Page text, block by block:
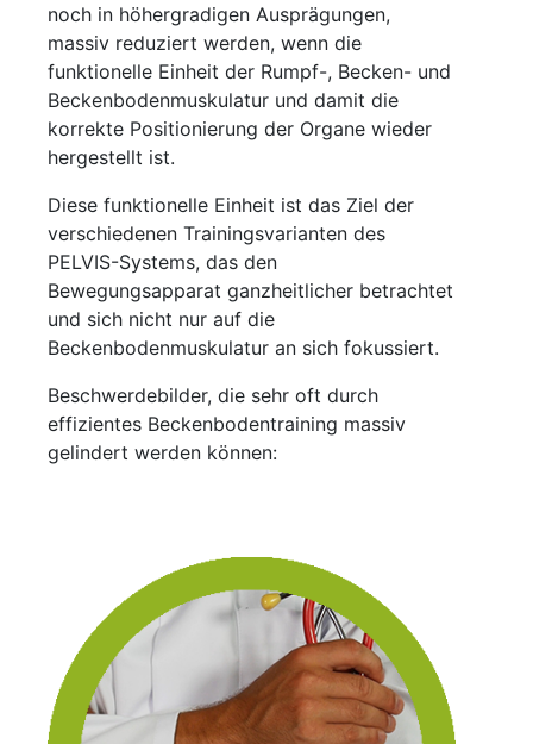
noch in höhergradigen Ausprägungen,
massiv reduziert werden, wenn die
funktionelle Einheit der Rumpf-, Becken- und
Beckenbodenmuskulatur und damit die
korrekte Positionierung der Organe wieder
hergestellt ist.
Diese funktionelle Einheit ist das Ziel der
verschiedenen Trainingsvarianten des
PELVIS-Systems, das den
Bewegungsapparat ganzheitlicher betrachtet
und sich nicht nur auf die
Beckenbodenmuskulatur an sich fokussiert.
Beschwerdebilder, die sehr oft durch
effizientes Beckenbodentraining massiv
gelindert werden können: